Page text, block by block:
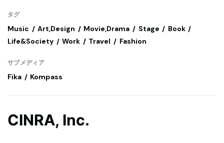
タグ
Music Art,Design Movie,Drama Stage
Book
Life&Society
Work Travel Fashion
サブメディア
Fika Kompass
CINRA, Inc.